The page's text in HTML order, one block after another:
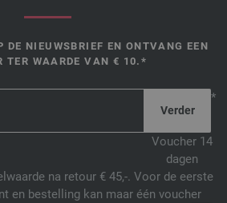
DE NIEUWSBRIEF EN ONTVANG EEN
TER WAARDE VAN € 10.*
*
Voucher 14
dagen
na retour € 45,-. Voor de eerste
en bestelling kan maar één voucher